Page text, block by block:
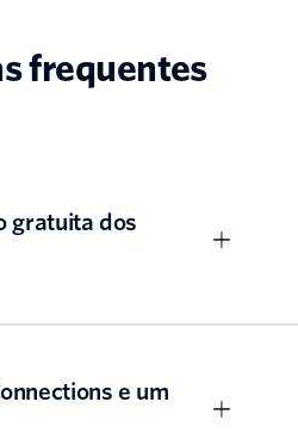
frequentes
gratuita dos
e um